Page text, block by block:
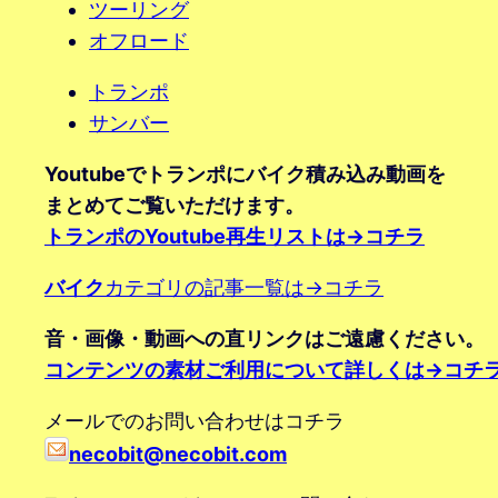
ツーリング
オフロード
トランポ
サンバー
Youtubeでトランポにバイク積み込み動画を
まとめてご覧いただけます。
トランポのYoutube再生リストは→コチラ
バイクカテゴリの記事一覧は→コチラ
音・画像・動画への直リンクはご遠慮ください。
コンテンツの素材ご利用について詳しくは→コチ
メールでのお問い合わせはコチラ
necobit@necobit.com